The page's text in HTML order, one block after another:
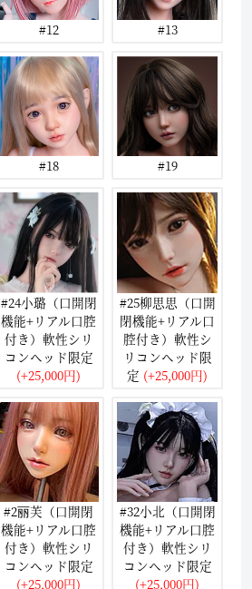
#12 #13
#18 #19
#24小璐（口開閉
機能+リアル口腔
付き）軟性シリ
コンヘッド限定
(+25,000円)
#25柳思思（口開
閉機能+リアル口
腔付き）軟性シ
リコンヘッド限
定 (+25,000円)
#2丽芙（口開閉
機能+リアル口腔
付き）軟性シリ
コンヘッド限定
(+25,000円)
#32小北（口開閉
機能+リアル口腔
付き）軟性シリ
コンヘッド限定
(+25,000円)